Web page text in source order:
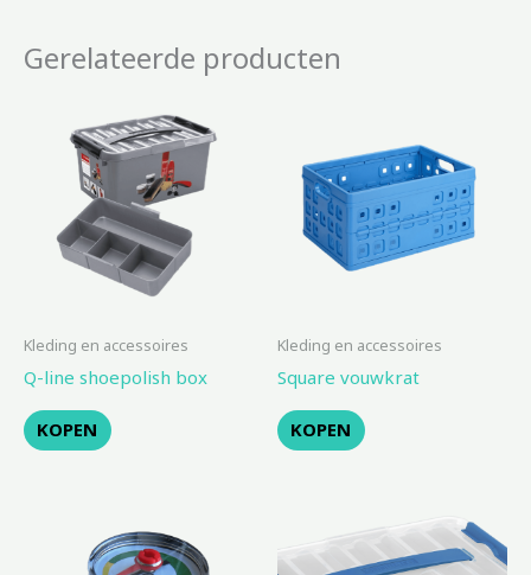
Gerelateerde producten
Kleding en accessoires
Q-line shoepolish box
KOPEN
Kleding en accessoires
Square vouwkrat
KOPEN